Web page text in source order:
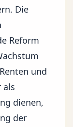
Die
Reform
und
als
dienen,
der